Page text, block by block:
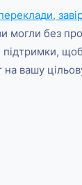
могли без
вашу